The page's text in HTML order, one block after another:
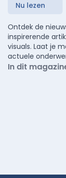
Nu lezen
Ontdek de
inspirerende
visuals. Laat je
actuele
In dit